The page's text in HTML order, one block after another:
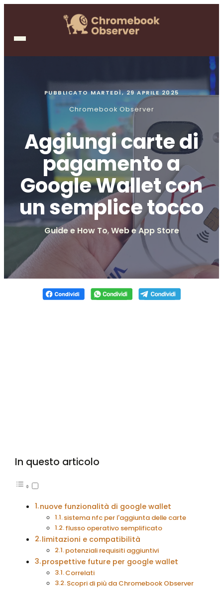
PUBBLICATOMARTEDÌ, 29 APRILE 2025
Chromebook Observer
Aggiungi carte di
pagamento a
Google Wallet con
un semplice tocco
Guide e How To,Web e App Store
In questo articolo
nuove funzionalità di google wallet
sistema nfc per l'aggiunta delle carte
flusso operativo semplificato
limitazioni e compatibilità
potenziali requisiti aggiuntivi
prospettive future per google wallet
Correlati
Scopri di più da Chromebook Observer